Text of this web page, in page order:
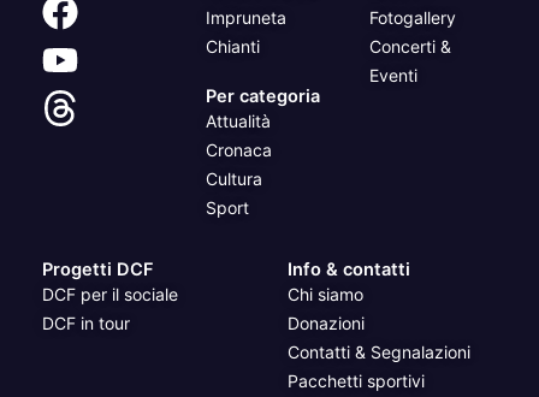
Impruneta
Chianti
Per categoria
Attualità
Cronaca
Cultura
Sport
Fotogallery
Concerti &
Eventi
Progetti DCF
DCF per il sociale
DCF in tour
Info & contatti
Chi siamo
Donazioni
Contatti & Segnalazioni
Pacchetti sportivi